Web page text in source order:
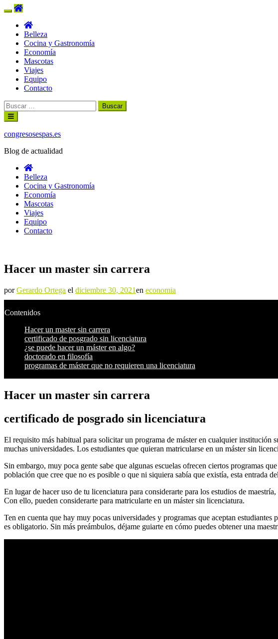
Belleza
Cocina y Gastronomía
Economía
Mascotas
Viajes
Equipo
Contacto
Buscar:
Ir
al
contenido
congresosespas.es
Blog de actualidad
Belleza
Cocina y Gastronomía
Economía
Mascotas
Viajes
Equipo
Contacto
Hacer un master sin carrera
porGerardo Ortega el diciembre 30, 2021en economia
Contenidos
Hacer un master sin carrera
certificado de posgrado sin licenciatura
¿se puede hacer un máster en algo?
doctorado en filosofía
programas de máster que no requieren una licenciatura
Hacer un master sin carrera
certificado de posgrado sin licenciatura
El requisito más habitual para solicitar un programa de máster en cualquier
muchas universidades. Los estudiantes que quieran matricularse en un máster sin
Sin embargo, muy poca gente sabe que algunas escuelas ofrecen ciertos programas
población que cree que no es posible o que ni siquiera sabía que existía, esta entrada
En lugar de hacer uso de tu licenciatura para considerarte para los estudios de
Con ello, pueden considerarte para matricularte en un máster sin licenciatura.
Ten en cuenta que hay muy pocas universidades y programas que aceptan
es obligatorio. Sin más preámbulos, déjame guiarte en cómo puedes obtener una